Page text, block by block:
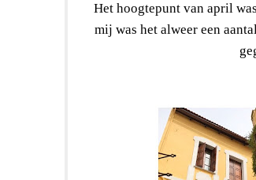
Het hoogtepunt van april
mij was het alweer een